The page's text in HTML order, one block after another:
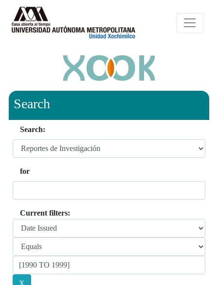
Search
Search:
for
Current filters: